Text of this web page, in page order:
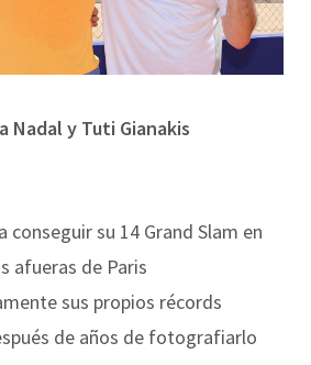
Nadal y Tuti Gianakis
conseguir su 14 Grand Slam en
afueras de Paris
sus propios récords
de años de fotografiarlo